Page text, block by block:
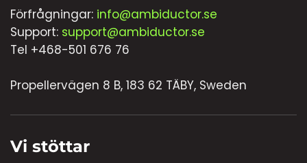
Förfrågningar: info@ambiductor.se
Support: support@ambiductor.se
Tel +468-501 676 76
Propellervägen 8 B, 183 62 TÄBY, Sweden
Vi stöttar